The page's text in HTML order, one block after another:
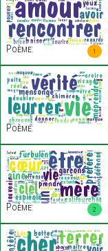
1
Poème:
Poème:
2
Poème: